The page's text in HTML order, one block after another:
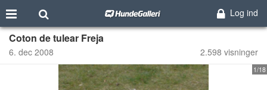
Log ind
Coton de tulear Freja
6. dec 2008 2.598 visninger
1/18